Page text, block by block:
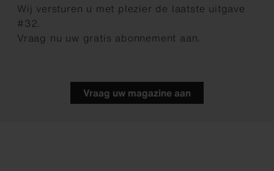
Vraag uw magazine aan
Wij versturen u met plezier de laatste uitgave
#32.
Vraag nu uw gratis abonnement aan.